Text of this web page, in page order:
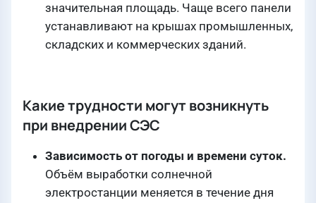
значительная площадь. Чаще всего панели
устанавливают на крышах промышленных,
складских и коммерческих зданий.
Какие трудности могут возникнуть
при внедрении СЭС
Зависимость от погоды и времени суток.
Объём выработки солнечной
электростанции меняется в течение дня